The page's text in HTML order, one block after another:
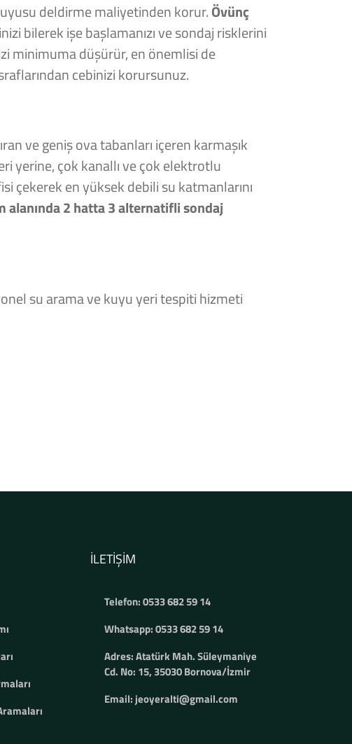
deldirme maliyetinden korur.Övünç
bilerek işe başlamanızı ve sondaj risklerini
minimuma düşürür, en önemlisi de
cebinizi korursunuz.
ve geniş ova tabanları içeren karmaşık
yerine, çok kanallı ve çok elektrotlu
çekerek en yüksek debili su katmanlarını
alanında 2 hatta 3 alternatifli sondaj
su arama ve kuyu yeri tespiti hizmeti
İLETIŞIM
Telefon: 0533 682 59 14
Whatsapp: 0533 682 59 14
Adres: Atatürk Mah. Süleymaniye
Cd. No: 15, 35030 Bornova/İzmir
Email: jeoyeralti@gmail.com